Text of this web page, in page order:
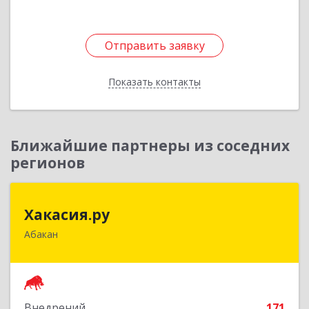
Отправить заявку
Показать контакты
Отправить заявку
Назад
Ближайшие партнеры из соседних
регионов
Хакасия.ру
Абакан
655017, Хакасия Респ, Абакан г, Вяткина ул, дом